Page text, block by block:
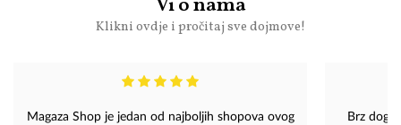
Vi o nama
Klikni ovdje i pročitaj sve dojmove!
​Magaza Shop je jedan od najboljih shopova ovog
Brz